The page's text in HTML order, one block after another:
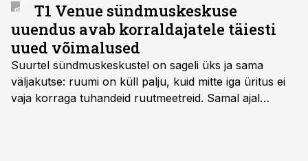
T1 Venue sündmuskeskuse
uuendus avab korraldajatele täiesti
uued võimalused
Suurtel sündmuskeskustel on sageli üks ja sama
väljakutse: ruumi on küll palju, kuid mitte iga üritus ei
vaja korraga tuhandeid ruutmeetreid. Samal ajal